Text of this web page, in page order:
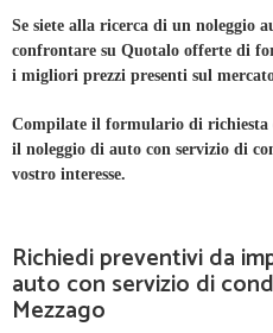
Se siete alla ricerca di un noleggio
confrontare su Quotalo offerte di
i migliori prezzi presenti sul
Compilate il formulario di richiesta
il noleggio di auto con servizio di
vostro interesse.
Richiedi preventivi da
auto con servizio di
Mezzago